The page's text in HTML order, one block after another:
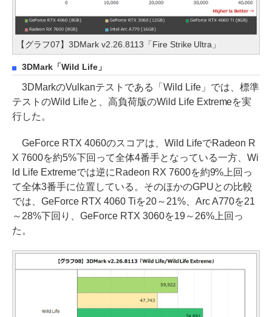
【グラフ07】3DMark v2.26.8113「Fire Strike Ultra」
3DMark「Wild Life」
3DMarkのVulkanテストである「Wild Life」では、標準
テストのWild Lifeと、高負荷版のWild Life Extremeを実
行した。
GeForce RTX 4060のスコアは、Wild LifeでRadeon R
X 7600を約5%下回って全体4番手となっている一方、Wi
ld Life Extremeでは逆にRadeon RX 7600を約9%上回っ
て全体3番手に位置している。そのほかのGPUとの比較
では、GeForce RTX 4060 Tiを20～21%、Arc A770を21
～28%下回り、GeForce RTX 3060を19～26%上回っ
た。